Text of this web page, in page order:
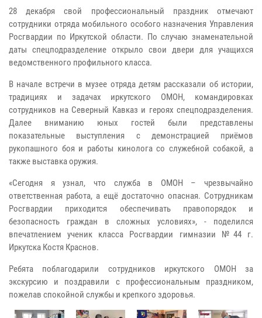
28 декабря свой профессиональный праздник отмечают
сотрудники отряда мобильного особого назначения Управления
Росгвардии по Иркутской области. По случаю знаменательной
даты спецподразделение открыло свои двери для учащихся
ведомственного профильного класса.
В начале встречи в музее отряда детям рассказали об истории,
традициях и задачах иркутского ОМОН, командировках
сотрудников на Северный Кавказ и героях спецподразделения.
Далее вниманию юных гостей были представлены
показательные выступления с демонстрацией приёмов
рукопашного боя и работы кинолога со служебной собакой, а
также выставка оружия.
«Сегодня я узнал, что служба в ОМОН – чрезвычайно
ответственная работа, а ещё достаточно опасная. Сотрудникам
Росгвардии приходится обеспечивать правопорядок и
безопасность граждан в сложных условиях», - поделился
впечатлением ученик класса Росгвардии гимназии №44 г.
Иркутска Костя Краснов.
Ребята поблагодарили сотрудников иркутского ОМОН за
экскурсию и поздравили с профессиональным праздником,
пожелав спокойной службы и крепкого здоровья.